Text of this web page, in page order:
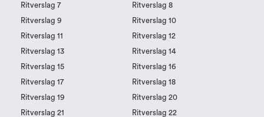
Ritverslag 7
Ritverslag 8
Ritverslag 9
Ritverslag 10
Ritverslag 11
Ritverslag 12
Ritverslag 13
Ritverslag 14
Ritverslag 15
Ritverslag 16
Ritverslag 17
Ritverslag 18
Ritverslag 19
Ritverslag 20
Ritverslag 21
Ritverslag 22